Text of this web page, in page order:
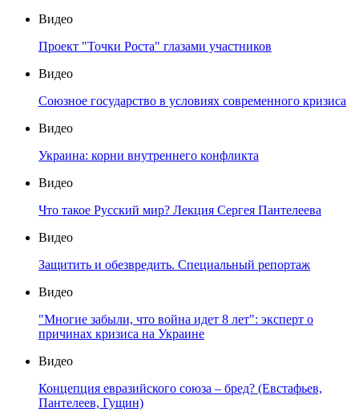
Видео
Проект "Точки Роста" глазами участников
Видео
Союзное государство в условиях современного кризиса
Видео
Украина: корни внутреннего конфликта
Видео
Что такое Русский мир? Лекция Сергея Пантелеева
Видео
Защитить и обезвредить. Специальный репортаж
Видео
"Многие забыли, что война идет 8 лет": эксперт о
причинах кризиса на Украине
Видео
Концепция евразийского союза – бред? (Евстафьев,
Пантелеев, Гущин)